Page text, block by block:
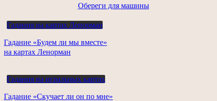
Обереги для машины
Гадания на картах Ленорман
Гадание «Будем ли мы вместе»
на картах Ленорман
Гадания на игральных картах
Гадание «Скучает ли он по мне»